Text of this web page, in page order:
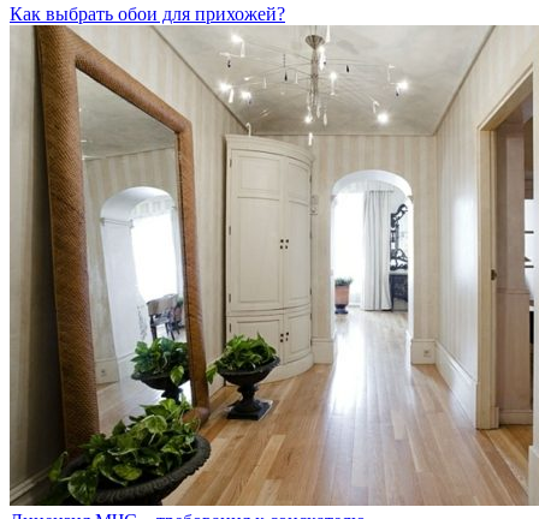
Как выбрать обои для прихожей?